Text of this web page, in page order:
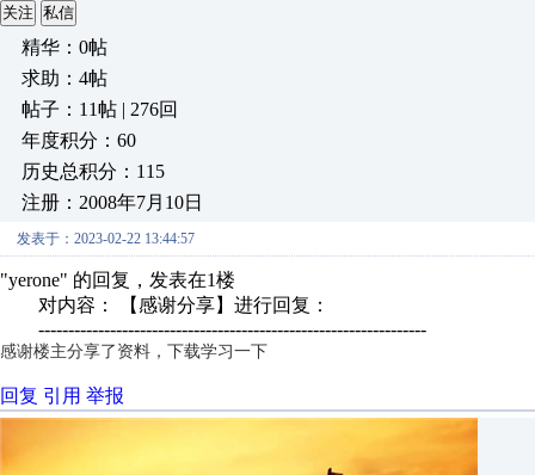
关注 私信
精华：0帖
求助：4帖
帖子：11帖 | 276回
年度积分：60
历史总积分：115
注册：2008年7月10日
发表于：2023-02-22 13:44:57
"yerone" 的回复，发表在1楼
对内容： 【感谢分享】进行回复：
-----------------------------------------------------------------
感谢楼主分享了资料，下载学习一下
回复 引用 举报